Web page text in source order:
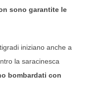
sono garantite le
iniziano anche a
la saracinesca
bombardati con